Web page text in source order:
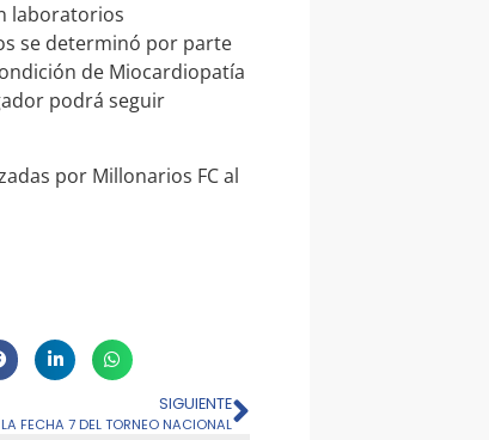
laboratorios
se determinó por parte
de Miocardiopatía
podrá seguir
por Millonarios FC al
SIGUIENTE
FECHA 7 DEL TORNEO NACIONAL